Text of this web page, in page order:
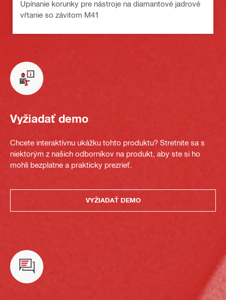
Upínanie korunky pre nástroje na diamantové jadrové
vŕtanie so závitom M41
Vyžiadať demo
Chcete interaktívnu ukážku tohto produktu? Stretnite sa s
niektorým z našich odborníkov na produkt, aby ste si ho
mohli bezplatne a prakticky prezrieť.
VYŽIADAŤ DEMO